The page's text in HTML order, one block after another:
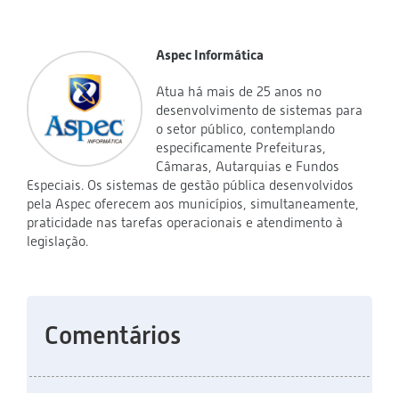
Aspec Informática
Atua há mais de 25 anos no
desenvolvimento de sistemas para
o setor público, contemplando
especificamente Prefeituras,
Câmaras, Autarquias e Fundos
Especiais. Os sistemas de gestão pública desenvolvidos
pela Aspec oferecem aos municípios, simultaneamente,
praticidade nas tarefas operacionais e atendimento à
legislação.
Comentários